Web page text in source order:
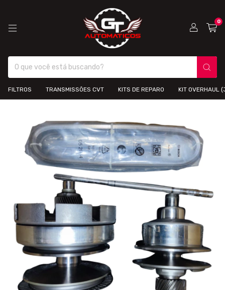
0
FILTROS TRANSMISSÕES CVT KITS DE REPARO KIT OVERHAUL